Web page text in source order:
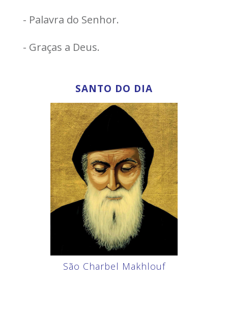
- Palavra do Senhor.
- Graças a Deus.
SANTO DO DIA
São Charbel Makhlouf